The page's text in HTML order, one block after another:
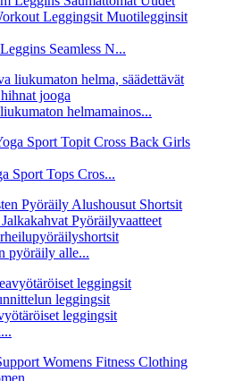
Seamless N...
helmamainos...
Sport Tops Cros...
pyöräily alle...
leggingsit